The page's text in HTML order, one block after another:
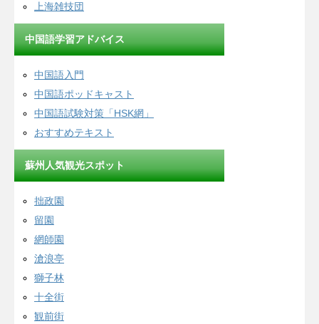
上海雑技団
中国語学習アドバイス
中国語入門
中国語ポッドキャスト
中国語試験対策「HSK網」
おすすめテキスト
蘇州人気観光スポット
拙政園
留園
網師園
滄浪亭
獅子林
十全街
観前街